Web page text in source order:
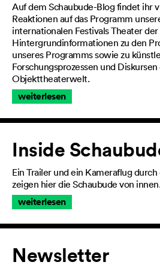
Auf dem Schaubude-Blog findet ihr
Reaktionen auf das Programm
internationalen Festivals Theater
Hintergrundinformationen zu den
unseres Programms sowie zu
Forschungsprozessen und
Objekttheaterwelt.
weiterlesen
Inside
Ein Trailer und ein Kameraflug durch
zeigen hier die Schaubude von innen.
weiterlesen
Newsletter